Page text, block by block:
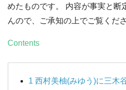
めたものです。 内容が事実と断
んので、ご承知の上でご覧くださ
Contents
1 西村美柚(みゆう)に三木